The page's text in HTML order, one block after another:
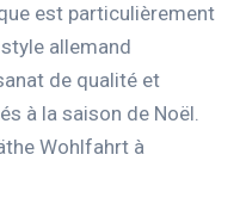
est particulièrement
allemand
de qualité et
à la saison de Noël.
Wohlfahrt à